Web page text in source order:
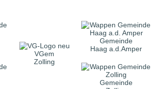
VGem
Zolling
Gemeinde
Haag a.d.Amper
Gemeinde